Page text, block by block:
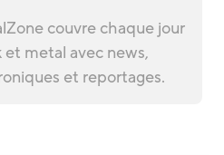
couvre chaque jour
et metal avec news,
et reportages.